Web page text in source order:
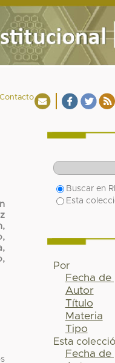
Buscar en RI
Esta
Por
Fecha de
Autor
Título
Materia
Tipo
Esta
Fecha de